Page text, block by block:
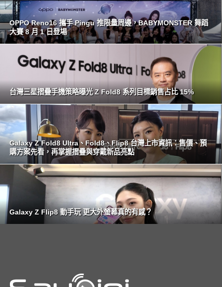
OPPO Reno16 攜手 Pingu 推限量周邊，BABYMONSTER 舞蹈
大賽 8 月 1 日登場
台灣三星摺疊手機策略曝光 Z Fold8 系列目標銷售占比 15%
Galaxy Z Fold8 Ultra、Fold8、Flip8 台灣上市資訊：售價、預
購方案先看，再掌握摺疊與穿戴新品亮點
Galaxy Z Flip8 動手玩 更大外螢幕真的有感？